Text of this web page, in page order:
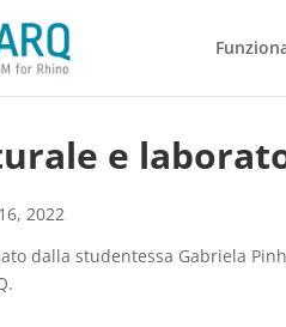
e
2022
dalla studentessa Gabriela